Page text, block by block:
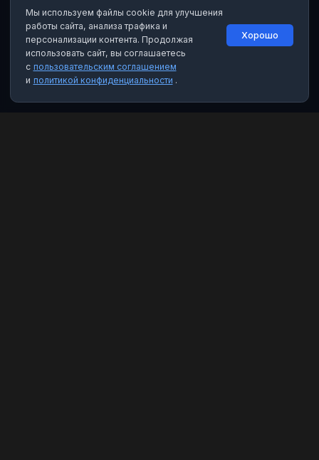
Мы используем файлы cookie для улучшения
работы сайта, анализа трафика и
персонализации контента. Продолжая
использовать сайт, вы соглашаетесь
с пользовательским соглашением
и политикой конфиденциальности .
Хорошо